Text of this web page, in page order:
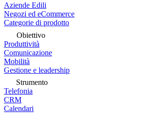
Aziende Edili
Negozi ed eCommerce
Categorie di prodotto
Obiettivo
Produttività
Comunicazione
Mobilità
Gestione e leadership
Strumento
Telefonia
CRM
Calendari